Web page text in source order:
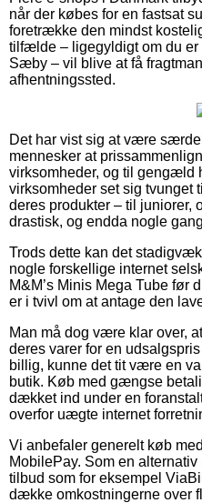
når der købes for en fastsat
foretrække den mindst
tilfælde – ligegyldigt om du
Sæby – vil blive at få
afhentningssted.
Det har vist sig at være
mennesker at
virksomheder, og til gengæld
virksomheder set sig tvunget
deres produkter – til juniorer,
drastisk, og endda nogle
Trods dette kan det
nogle forskellige internet
M&M’s Minis Mega Tube før
er i tvivl om at antage den
Man må dog være klar over,
deres varer for en
billig, kunne det tit være en
butik. Køb med gængse
dækket ind under en
overfor uægte internet
Vi anbefaler generelt køb
MobilePay. Som en
tilbud som for eksempel
dække omkostningerne over